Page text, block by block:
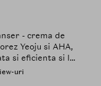
- crema de
Yeoju si AHA,
si eficienta si la
calatoriilor - 30
uri